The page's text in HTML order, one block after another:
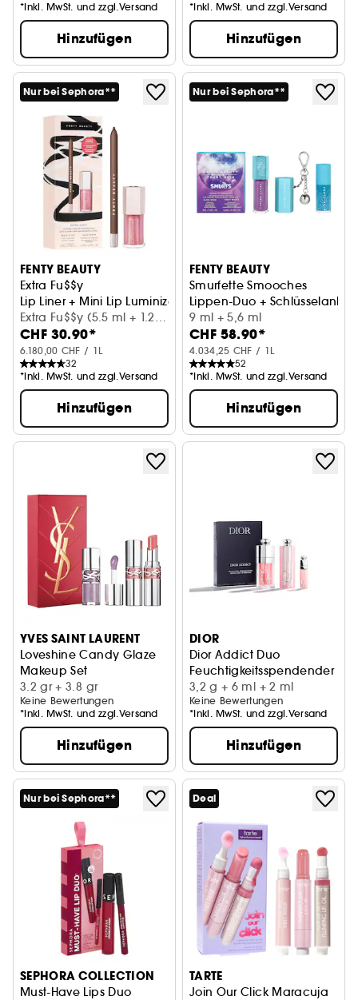
*Inkl. MwSt. und zzgl.Versand
Hinzufügen
*Inkl. MwSt. und zzgl.Versand
Hinzufügen
Nur bei Sephora**
FENTY BEAUTY
Extra Fu$$y
Lip Liner + Mini Lip Luminizer Duo
Extra Fu$$y (5.5 ml + 1.24
g)
CHF 30.90*
6.180,00 CHF / 1L
32
*Inkl. MwSt. und zzgl.Versand
Hinzufügen
Nur bei Sephora**
FENTY BEAUTY
Smurfette Smooches
Lippen-Duo +
9 ml + 5,6 ml
CHF 58.90*
4.034,25 CHF / 1L
52
*Inkl. MwSt. und zzgl.Versand
Hinzufügen
YVES SAINT LAURENT
Loveshine Candy Glaze
Makeup Set
3.2 gr + 3.8 gr
Keine Bewertungen
*Inkl. MwSt. und zzgl.Versand
Hinzufügen
DIOR
Dior Addict Duo
Feuchtigkeitsspendender
3,2 g + 6 ml + 2 ml
Keine Bewertungen
*Inkl. MwSt. und zzgl.Versand
Hinzufügen
Nur bei Sephora**
SEPHORA COLLECTION
Must-Have Lips Duo
Deal
TARTE
Join Our Click Maracuja